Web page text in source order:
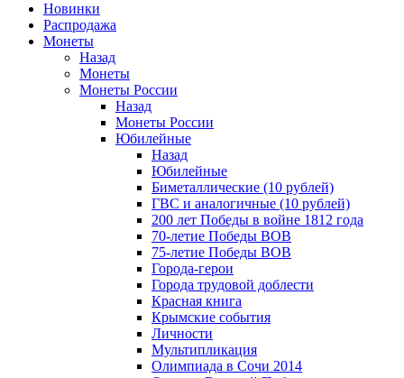
Новинки
Распродажа
Монеты
Назад
Монеты
Монеты России
Назад
Монеты России
Юбилейные
Назад
Юбилейные
Биметаллические (10 рублей)
ГВС и аналогичные (10 рублей)
200 лет Победы в войне 1812 года
70-летие Победы ВОВ
75-летие Победы ВОВ
Города-герои
Города трудовой доблести
Красная книга
Крымские события
Личности
Мультипликация
Олимпиада в Сочи 2014